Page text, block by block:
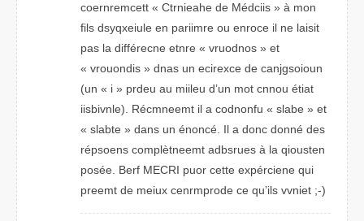
cetomnreerct « Chtaernie de Médciis » à mon
fils dxusyieqle en piraimre ou encore il ne laisit
pas la différncee etnre « vruondos » et
« vrdniouos » dnas un ericxece de canogsjuion
(un « i » predu au mileiu d’un mot connu étiat
iivbsinle). Récmneemt il a cfnondou « sable » et
« sltbae » dnas un énoncé. Il a dnoc donné des
répsones cmoplètnmeet adbsrues à la qsuoiten
posée. Bref MECRI puor cttee expéricnee qui
pemert de miuex cedormprne ce qu’ils vnveit ;-)